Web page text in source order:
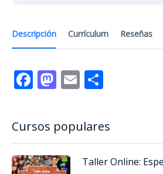
Descripción Currículum Reseñas
Facebook
Mastodon
Email
Cursos populares
Taller Online: